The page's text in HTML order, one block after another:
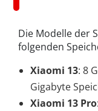
Die Modelle der
folgenden
Xiaomi 13: 8
Gigabyte
Xiaomi 13 Pro